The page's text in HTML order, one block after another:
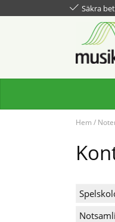
Säkra
Hem /